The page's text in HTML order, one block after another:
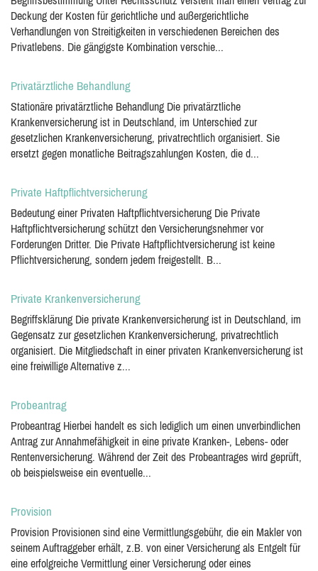
Deckung der Kosten für gerichtliche und außergerichtliche
Verhandlungen von Streitigkeiten in verschiedenen Bereichen des
Privatlebens. Die gängigste Kombination verschie...
Privatärztliche Behandlung
Stationäre privatärztliche Behandlung Die privatärztliche
Krankenversicherung ist in Deutschland, im Unterschied zur
gesetzlichen Krankenversicherung, privatrechtlich organisiert. Sie
ersetzt gegen monatliche Beitragszahlungen Kosten, die d...
Private Haftpflichtversicherung
Bedeutung einer Privaten Haftpflichtversicherung Die Private
Haftpflichtversicherung schützt den Versicherungsnehmer vor
Forderungen Dritter. Die Private Haftpflichtversicherung ist keine
Pflichtversicherung, sondern jedem freigestellt. B...
Private Krankenversicherung
Begriffsklärung Die private Krankenversicherung ist in Deutschland, im
Gegensatz zur gesetzlichen Krankenversicherung, privatrechtlich
organisiert. Die Mitgliedschaft in einer privaten Krankenversicherung ist
eine freiwillige Alternative z...
Probeantrag
Probeantrag Hierbei handelt es sich lediglich um einen unverbindlichen
Antrag zur Annahmefähigkeit in eine private Kranken-, Lebens- oder
Rentenversicherung. Während der Zeit des Probeantrages wird geprüft,
ob beispielsweise ein eventuelle...
Provision
Provision Provisionen sind eine Vermittlungsgebühr, die ein Makler von
seinem Auftraggeber erhält, z.B. von einer Versicherung als Entgelt für
eine erfolgreiche Vermittlung einer Versicherung oder eines